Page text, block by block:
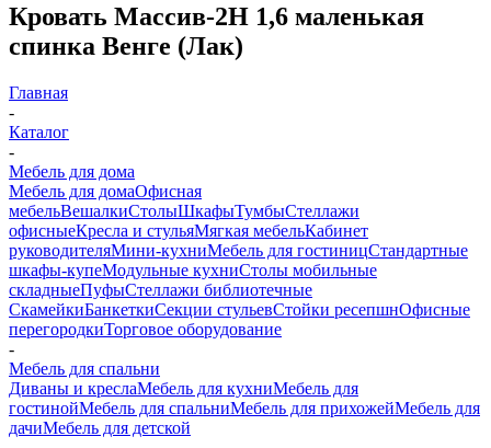
Кровать Массив-2Н 1,6 маленькая
спинка Венге (Лак)
Главная
-
Каталог
-
Мебель для дома
Мебель для домаОфисная
мебельВешалкиСтолыШкафыТумбыСтеллажи
офисныеКресла и стульяМягкая мебельКабинет
руководителяМини-кухниМебель для гостиницСтандартные
шкафы-купеМодульные кухниСтолы мобильные
складныеПуфыСтеллажи библиотечные
СкамейкиБанкеткиСекции стульевСтойки ресепшнОфисные
перегородкиТорговое оборудование
-
Мебель для спальни
Диваны и креслаМебель для кухниМебель для
гостинойМебель для спальниМебель для прихожейМебель для
дачиМебель для детской